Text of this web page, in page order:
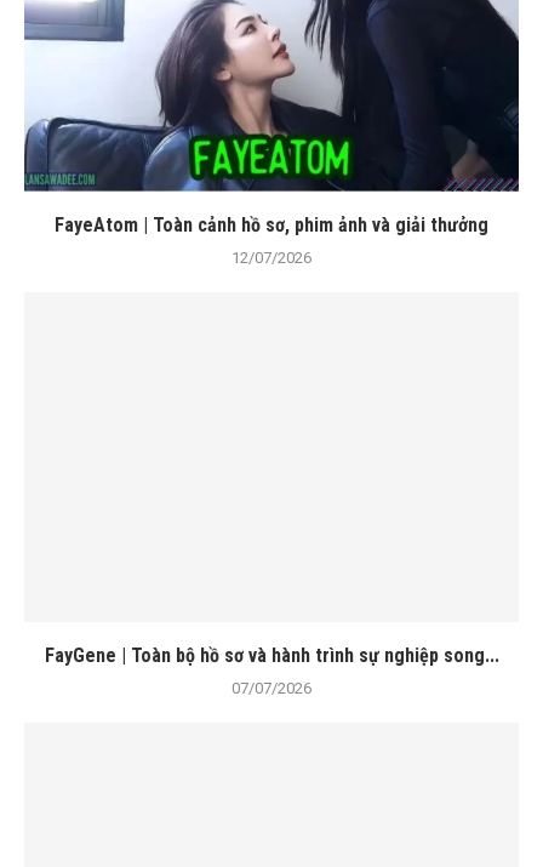
FayeAtom | Toàn cảnh hồ sơ, phim ảnh và giải thưởng
12/07/2026
FayGene | Toàn bộ hồ sơ và hành trình sự nghiệp song...
07/07/2026